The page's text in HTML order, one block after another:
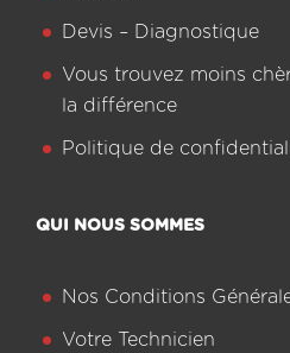
Devis – Diagnostique
Vous trouvez moins
la différence
Politique de
QUI NOUS SOMMES
Nos Conditions
Votre Technicien